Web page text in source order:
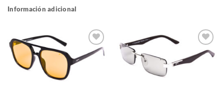
Información adicional
Gafas
de sol
Gafas
de sol